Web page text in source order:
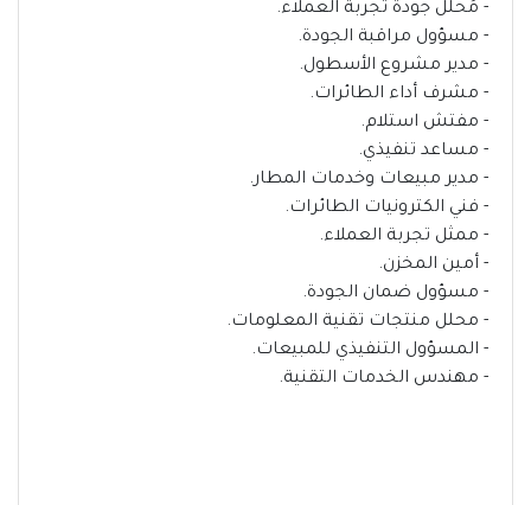
- مُحلل جودة تجربة العملاء.
- مسؤول مراقبة الجودة.
- مدير مشروع الأسطول.
- مشرف أداء الطائرات.
- مفتش استلام.
- مساعد تنفيذي.
- مدير مبيعات وخدمات المطار.
- فني الكترونيات الطائرات.
- ممثل تجربة العملاء.
- أمين المخزن.
- مسؤول ضمان الجودة.
- محلل منتجات تقنية المعلومات.
- المسؤول التنفيذي للمبيعات.
- مهندس الخدمات التقنية.